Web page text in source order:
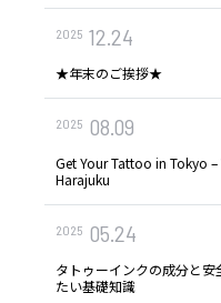
2025 12.24
★年末のご挨拶★
2025 08.09
Get Your Tattoo in Tokyo
Harajuku
2025 05.24
タトゥーインクの成分と
たい基礎知識